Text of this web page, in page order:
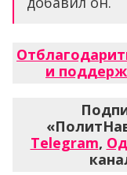
и
Telegram,